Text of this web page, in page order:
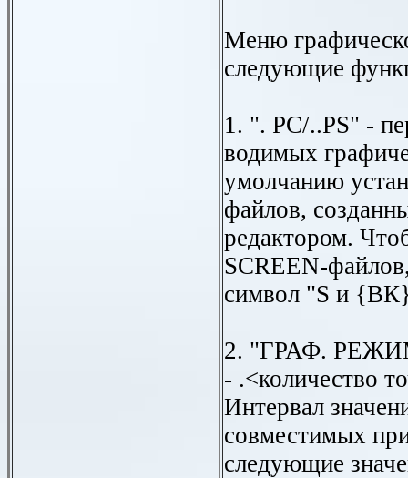
Меню
следующие
1. ". PC/..PS" -
водимых
умолчанию
файлов,
редактором.
SCREEN-
символ "S и {ВК
2. "ГРАФ.
- .<количество
Интервал
совместимых
следующие